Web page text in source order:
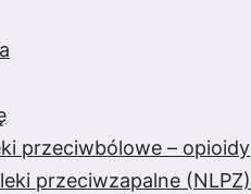
przeciwbólowe – opioidy
przeciwzapalne (NLPZ)